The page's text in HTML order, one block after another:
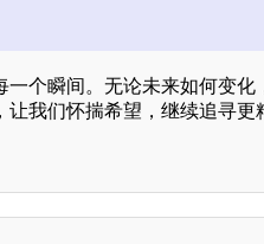
一个瞬间。无论未来如何变化
我们怀揣希望，继续追寻更